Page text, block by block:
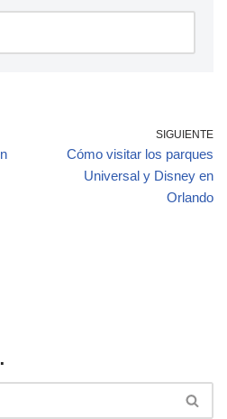
SIGUIENTE
Cómo visitar los parques
Universal y Disney en
Orlando